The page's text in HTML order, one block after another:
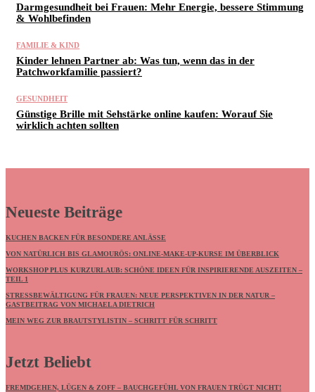
Darmgesundheit bei Frauen: Mehr Energie, bessere Stimmung
& Wohlbefinden
FAMILIE & KIND
Kinder lehnen Partner ab: Was tun, wenn das in der
Patchworkfamilie passiert?
GESUNDHEIT
Günstige Brille mit Sehstärke online kaufen: Worauf Sie
wirklich achten sollten
Neueste Beiträge
KUCHEN BACKEN FÜR BESONDERE ANLÄSSE
VON NATÜRLICH BIS GLAMOURÖS: ONLINE-MAKE-UP-KURSE IM ÜBERBLICK
WORKSHOP PLUS KURZURLAUB: SCHÖNE IDEEN FÜR INSPIRIERENDE AUSZEITEN –
TEIL 1
STRESSBEWÄLTIGUNG FÜR FRAUEN: NEUE PERSPEKTIVEN IN DER NATUR –
GASTBEITRAG VON MICHAELA DIETRICH
MEIN WEG ZUR BRAUTSTYLISTIN – SCHRITT FÜR SCHRITT
Jetzt Beliebt
FREMDGEHEN, LÜGEN & ZOFF – BAUCHGEFÜHL VON FRAUEN TRÜGT NICHT!